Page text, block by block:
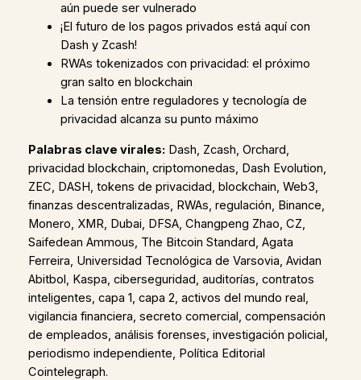
aún puede ser vulnerado
¡El futuro de los pagos privados está aquí con
Dash y Zcash!
RWAs tokenizados con privacidad: el próximo
gran salto en blockchain
La tensión entre reguladores y tecnología de
privacidad alcanza su punto máximo
Palabras clave virales: Dash, Zcash, Orchard,
privacidad blockchain, criptomonedas, Dash Evolution,
ZEC, DASH, tokens de privacidad, blockchain, Web3,
finanzas descentralizadas, RWAs, regulación, Binance,
Monero, XMR, Dubai, DFSA, Changpeng Zhao, CZ,
Saifedean Ammous, The Bitcoin Standard, Agata
Ferreira, Universidad Tecnológica de Varsovia, Avidan
Abitbol, Kaspa, ciberseguridad, auditorías, contratos
inteligentes, capa 1, capa 2, activos del mundo real,
vigilancia financiera, secreto comercial, compensación
de empleados, análisis forenses, investigación policial,
periodismo independiente, Política Editorial
Cointelegraph.